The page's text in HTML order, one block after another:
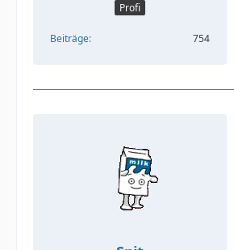
Profi
Beiträge 754